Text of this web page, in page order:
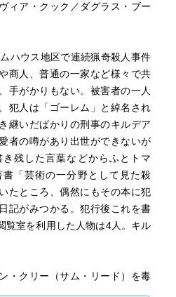
ィア・クック／ダグラス・ブー
ハウス地区で連続猟奇殺人事件
商人、普通の一家など様々で共
手がかりもない。被害者の一人
犯人は「ゴーレム」と綽名され
継いだばかりの刑事のキルデア
者の噂があり出世ができないが
残した言葉などからふとトマ
「芸術の一分野として見た殺
たところ、偶然にもその本に犯
記がみつかる。犯行後これを書
覧室を利用した人物は4人。キル
・クリー（サム・リード）を毒